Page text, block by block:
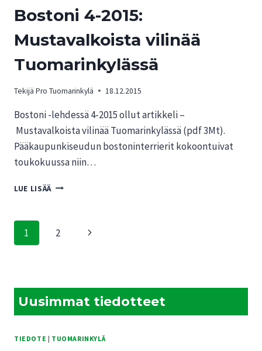
Bostoni 4-2015:
Mustavalkoista vilinää
Tuomarinkylässä
Tekijä Pro Tuomarinkylä 18.12.2015
Bostoni -lehdessä 4-2015 ollut artikkeli –
Mustavalkoista vilinää Tuomarinkylässä (pdf 3Mt).
Pääkaupunkiseudun bostoninterrierit kokoontuivat
toukokuussa niin…
LUE LISÄÄ BOSTONI
VILINÄÄ
Sivunavigointi
1 2
Seuraava
Uusimmat tiedotteet
TIEDOTE | TUOMARINKYLÄ